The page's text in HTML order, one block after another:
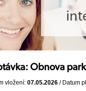
Obnova
vložení: 07.05.2026 / Datum